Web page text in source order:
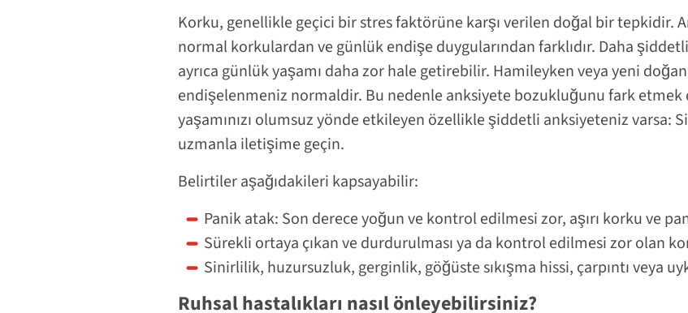
Korku, genellikle geçici bir stres faktörüne karşı verilen doğal bir tepkidir.
normal korkulardan ve günlük endişe duygularından farklıdır. Daha
ayrıca günlük yaşamı daha zor hale getirebilir. Hamileyken veya yeni
endişelenmeniz normaldir. Bu nedenle anksiyete bozukluğunu fark
yaşamınızı olumsuz yönde etkileyen özellikle şiddetli anksiyeteniz varsa:
uzmanla iletişime geçin.
Belirtiler aşağıdakileri kapsayabilir:
Panik atak: Son derece yoğun ve kontrol edilmesi zor, aşırı korku ve
Sürekli ortaya çıkan ve durdurulması ya da kontrol edilmesi zor olan
Sinirlilik, huzursuzluk, gerginlik, göğüste sıkışma hissi, çarpıntı veya
Ruhsal hastalıkları nasıl önleyebilirsiniz?